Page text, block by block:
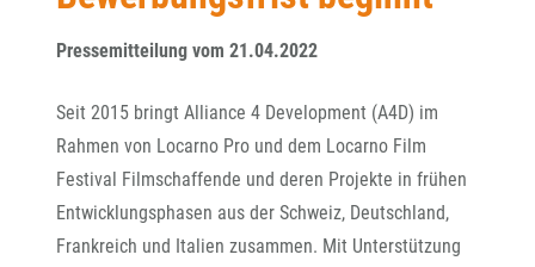
Pressemitteilung vom 21.04.2022
Seit 2015 bringt Alliance 4 Development (A4D) im
Rahmen von Locarno Pro und dem Locarno Film
Festival Filmschaffende und deren Projekte in frühen
Entwicklungsphasen aus der Schweiz, Deutschland,
Frankreich und Italien zusammen. Mit Unterstützung